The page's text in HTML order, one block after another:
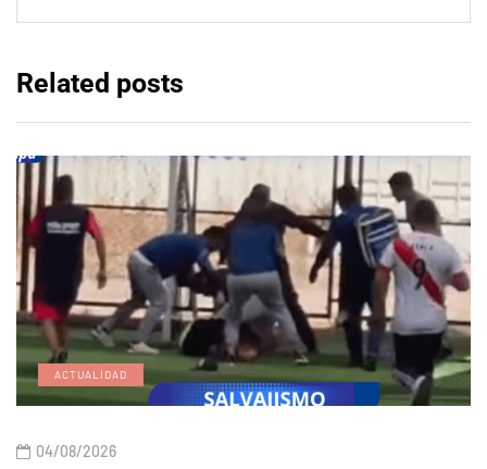
Related posts
ACTUALIDAD
04/08/2026